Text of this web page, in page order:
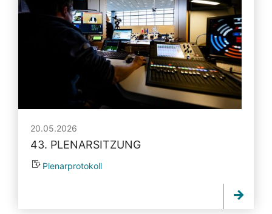
20.05.2026
43. PLENARSITZUNG
Plenarprotokoll